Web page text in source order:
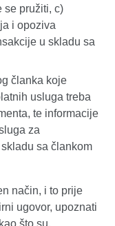
se pružiti, c)
i opoziva
u skladu sa
članka koje
usluga treba
te informacije
za
sa člankom
način, i to prije
ugovor, upoznati
što su,